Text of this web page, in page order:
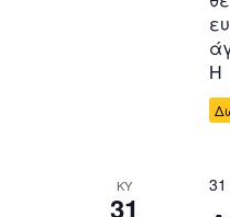
Η
ΚΥ
31